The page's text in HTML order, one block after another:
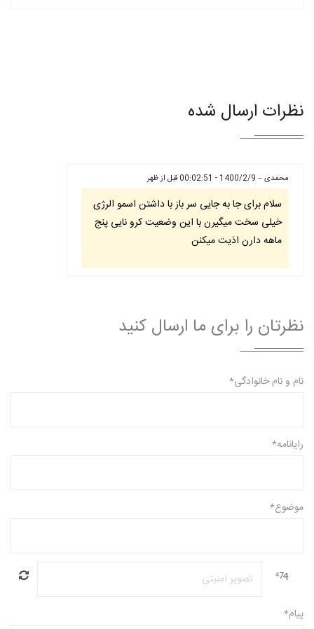
نظرات ارسال شده
محمدی – 1400/2/9 - 00:02:51 قبل از ظهر
سلام برای جا به جایی سر باز با داشتن اسمو الرژی
خیلی سخت میگیرن با این وضعیت کرو نایی پنج
ماهه دارن اذیت میکنن
نظرتان را برای ما ارسال کنید
نام و نام خانوادگی*
رایانامه*
موضوع*
پیام*